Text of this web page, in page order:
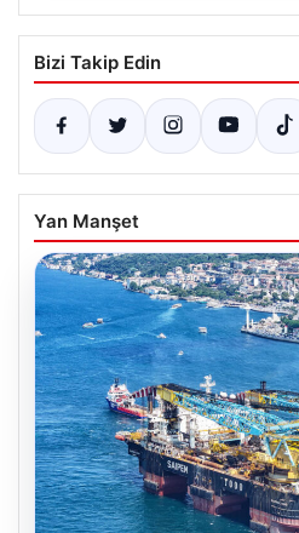
Bizi Takip Edin
Yan Manşet